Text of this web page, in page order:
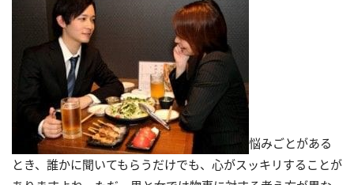
悩みごとがある
とき、誰かに聞いてもらうだけでも、心がスッキリすることが